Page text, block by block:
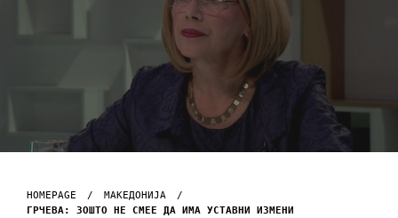
HOMEPAGE
МАКЕДОНИЈА
ГРЧЕВА: ЗОШТО НЕ СМЕЕ ДА ИМА УСТАВНИ ИЗМЕНИ